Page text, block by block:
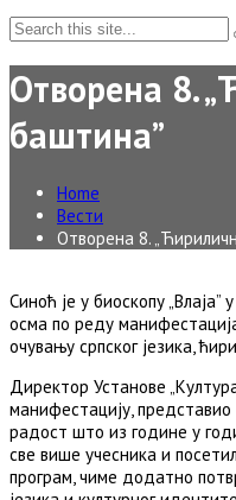
Отворена 8.
баштина”
Home
Вести
Отворена 8.
Синоћ је у биоскопу
осма по реду
очувању српског језика,
Директор Установе
манифестацију,
радост што из године у
све више учесника и
програм, чиме додатно